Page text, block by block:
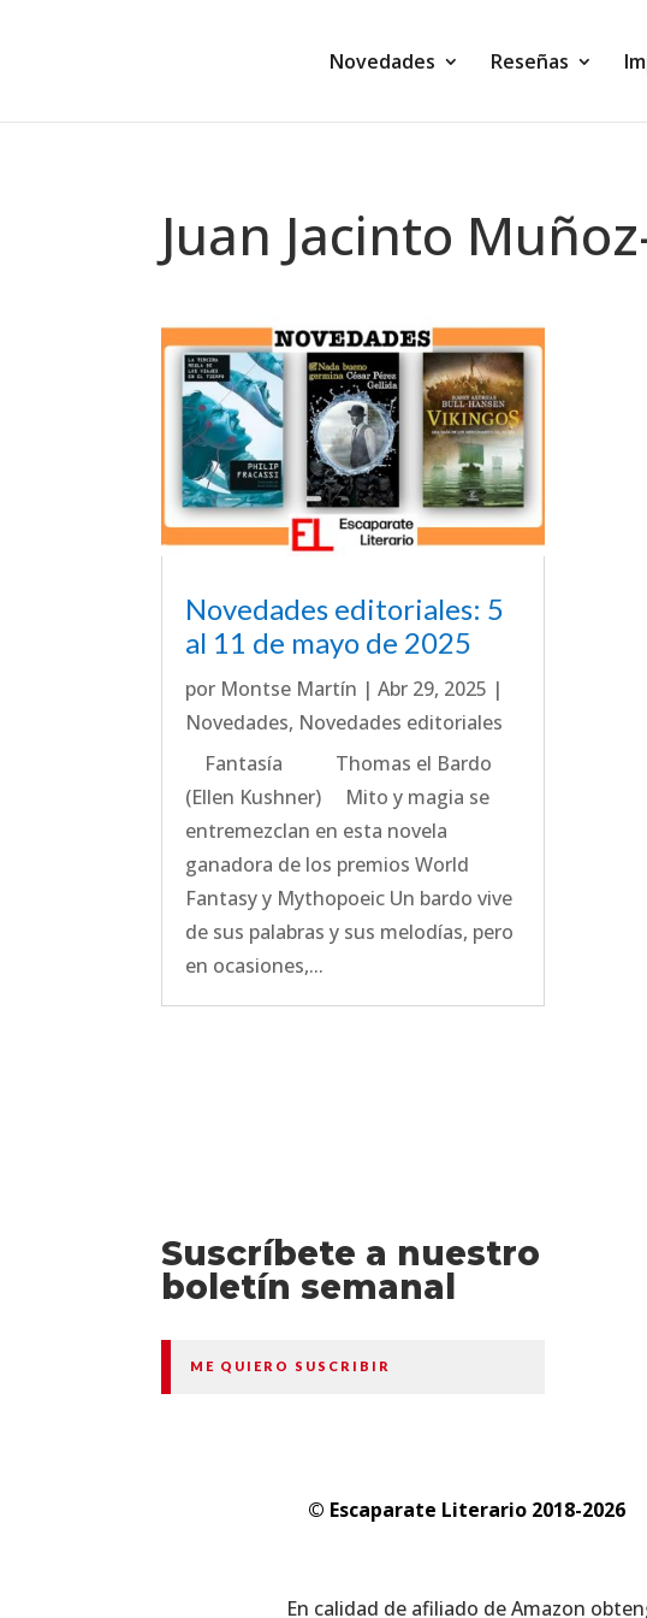
Novedades Reseñas
Juan Jacinto
Novedades editoriales: 5
al 11 de mayo de 2025
por Montse Martín |Abr 29, 2025 |
Novedades, Novedades editoriales
Fantasía Thomas el Bardo
(Ellen Kushner) Mito y magia se
entremezclan en esta novela
ganadora de los premios World
Fantasy y Mythopoeic Un bardo vive
de sus palabras y sus melodías, pero
en ocasiones,...
Suscríbete a nuestro
boletín semanal
ME QUIERO SUSCRIBIR
© Escaparate Literario 2018-2026
En calidad de afiliado de Amazon